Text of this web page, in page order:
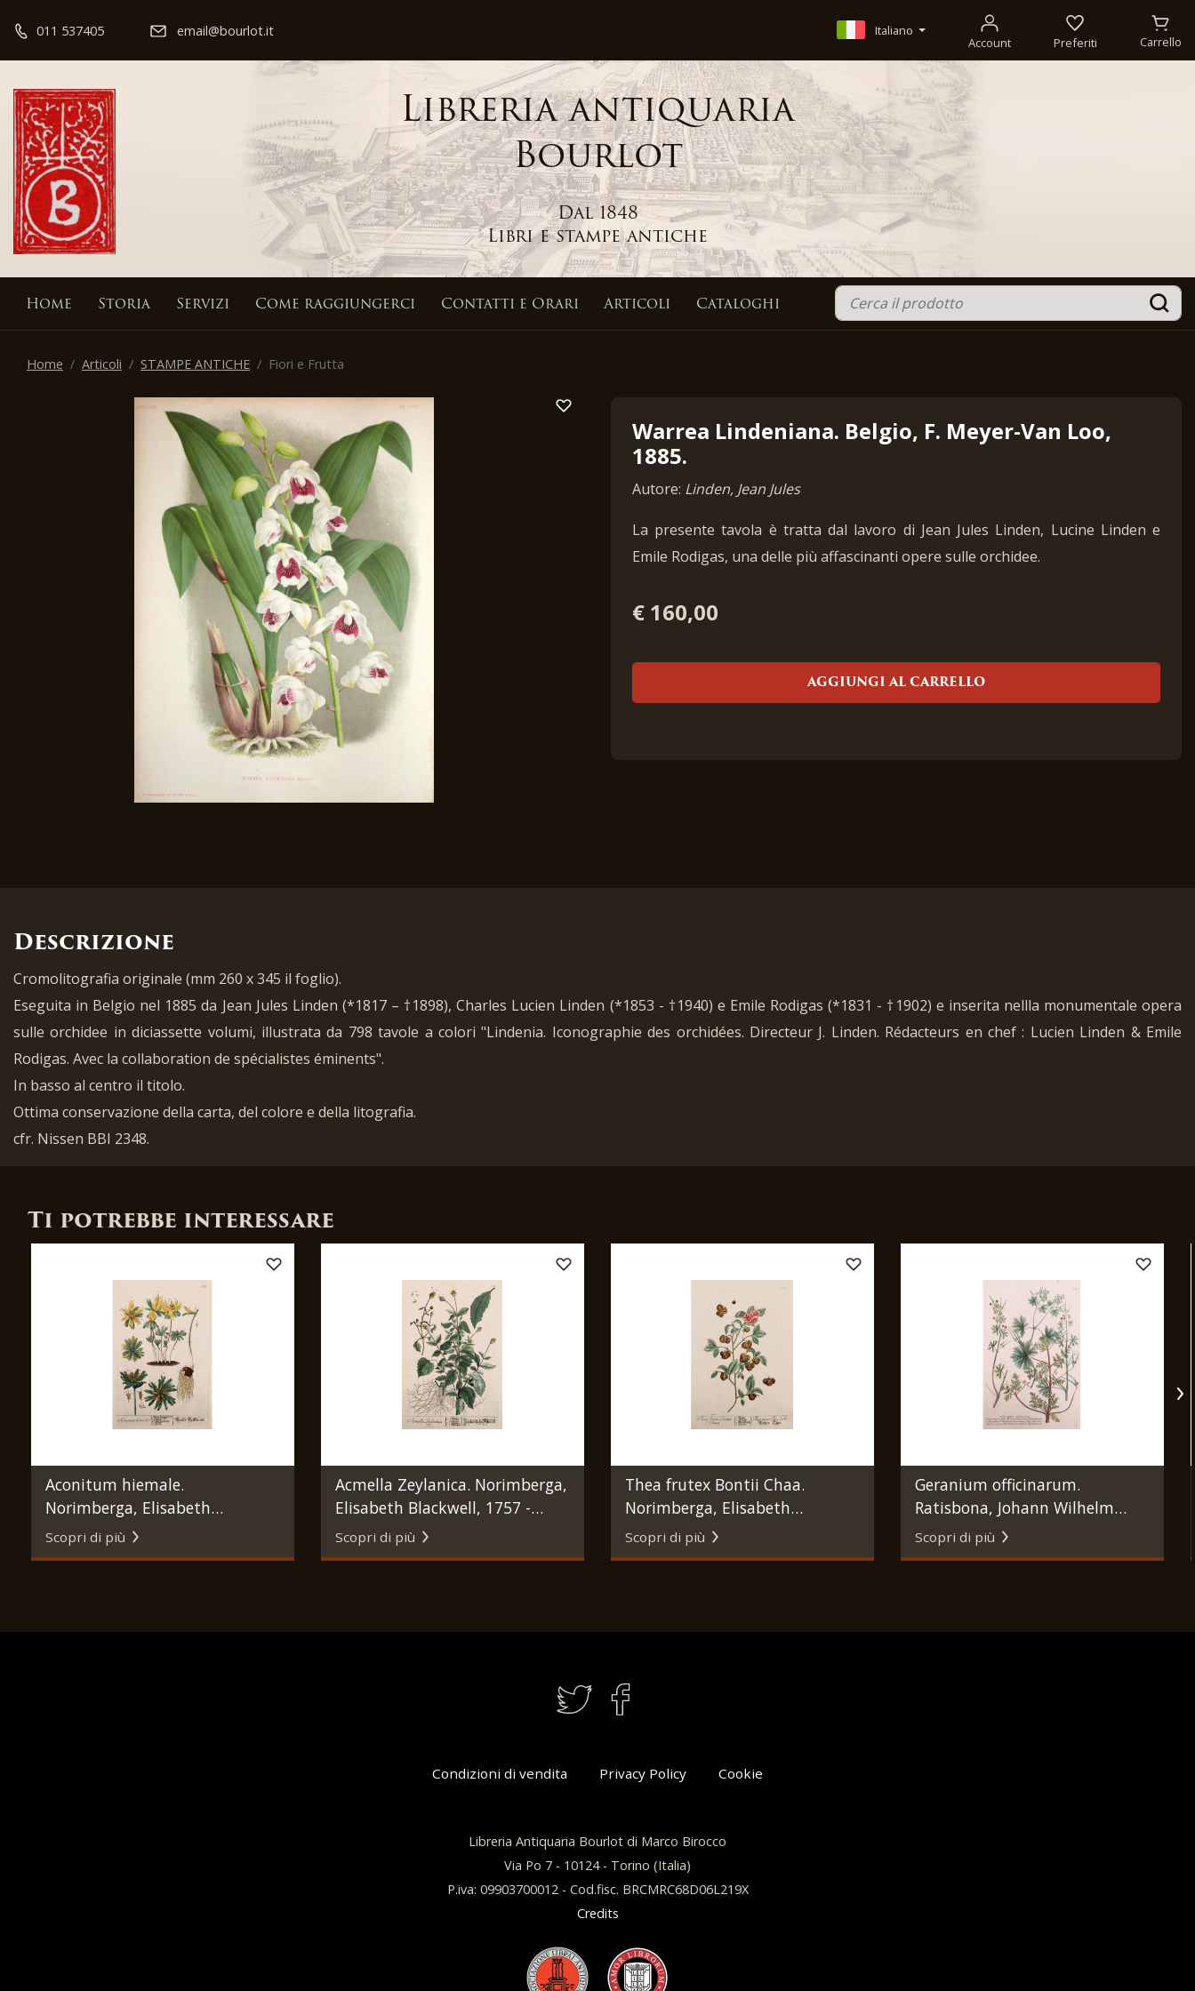
011 537405 email@bourlot.it Italiano
Account Preferiti Carrello
Libreria antiquaria
Bourlot
Dal 1848
Libri e stampe antiche
Home Storia Servizi Come raggiungerci Contatti e Orari Articoli Cataloghi
Home Articoli STAMPE ANTICHE Fiori e Frutta
Warrea Lindeniana. Belgio, F. Meyer-Van Loo,
1885.
Autore: Linden, Jean Jules
La presente tavola è tratta dal lavoro di Jean Jules Linden, Lucine Linden e
Emile Rodigas, una delle più affascinanti opere sulle orchidee.
€ 160,00
AGGIUNGI AL CARRELLO
Descrizione
Cromolitografia originale (mm 260 x 345 il foglio).
Eseguita in Belgio nel 1885 da Jean Jules Linden (*1817 – †1898), Charles Lucien Linden (*1853 - †1940) e Emile Rodigas (*1831 - †1902) e inserita nellla monumentale opera
sulle orchidee in diciassette volumi, illustrata da 798 tavole a colori "Lindenia. Iconographie des orchidées. Directeur J. Linden. Rédacteurs en chef : Lucien Linden & Emile
Rodigas. Avec la collaboration de spécialistes éminents".
In basso al centro il titolo.
Ottima conservazione della carta, del colore e della litografia.
cfr. Nissen BBI 2348.
Ti potrebbe interessare
Aconitum hiemale.
Norimberga, Elisabeth
Blackwell, 1757 - 1773.
Scopri di più
Acmella Zeylanica. Norimberga,
Elisabeth Blackwell, 1757 -
1773.
Scopri di più
Thea frutex Bontii Chaa.
Norimberga, Elisabeth
Blackwell, 1757 - 1773.
Scopri di più
Geranium officinarum.
Ratisbona, Johann Wilhelm
Weinmann, 1737 - 1745.
Scopri di più
Condizioni di vendita Privacy Policy Cookie
Libreria Antiquaria Bourlot di Marco Birocco
Via Po 7 - 10124 - Torino (Italia)
P.iva: 09903700012 - Cod.fisc. BRCMRC68D06L219X
Credits